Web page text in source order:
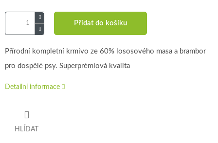
Přidat do košíku
Přírodní kompletní krmivo ze 60% lososového masa a brambor
pro dospělé psy. Superprémiová kvalita
Detailní informace
HLÍDAT